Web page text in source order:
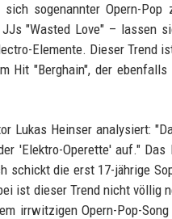
sogenannter Opern-
"Wasted Love" – lassen
Elemente. Dieser Trend
Hit "Berghain", der
Lukas Heinser analysiert:
'Elektro-Operette' auf." Das
schickt die erst 17-jährige
ist dieser Trend nicht völlig
irrwitzigen Opern-Pop-